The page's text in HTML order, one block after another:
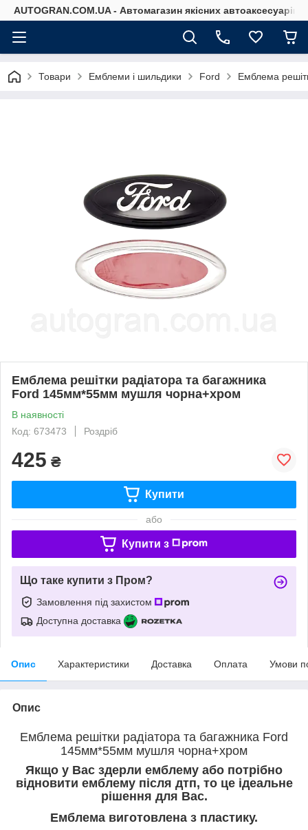
AUTOGRAN.COM.UA - Автомагазин якісних автоаксесуарів
Товари Емблеми і шильдики Ford Емблема
Емблема решітки радіатора та багажника
Ford 145мм*55мм мушля чорна+хром
В наявності
Код: 673473
Роздріб
425 ₴
Купити
або
Купити з
Що таке купити з Пром?
Замовлення під захистом
Доступна доставка
Опис Характеристики Доставка Оплата Умови
Опис
Емблема решітки радіатора та багажника Ford
145мм*55мм мушля чорна+хром
Якщо у Вас здерли емблему або потрібно
відновити емблему після дтп, то це ідеальне
рішення для Вас.
Емблема виготовлена з пластику.